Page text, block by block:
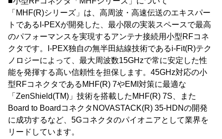
「MHF(R)シリーズ」は、高周波・高速伝送のエキスパー
トであるI-PEXが開発した、最小限の実装スペースで最高
のパフォーマンスを実現するアンテナ接続用小型RFコネ
クタです。I-PEX独自の無半田結線技術であるi-Fit(R)テク
ノロジーによって、最大周波数15GHzで常に安定した性
能を発揮する高い信頼性を担保します。45GHz対応の小
型RFコネクタであるMHF(R) 7やEMI対策に最適な
「ZenShield(TM)」技術を搭載したMHF(R) 7S、また
Board to BoardコネクタNOVASTACK(R) 35-HDNの開発
に成功するなど、5Gコネクタのパイオニアとして業界を
リードしています。